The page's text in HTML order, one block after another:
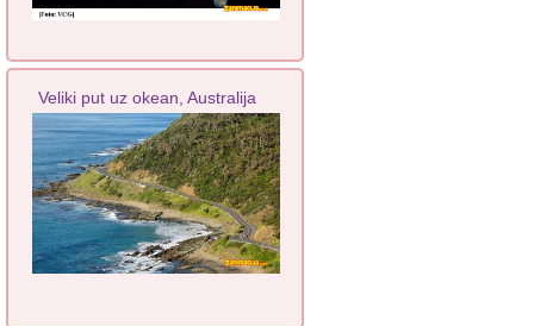
Veliki put uz okean, Australija